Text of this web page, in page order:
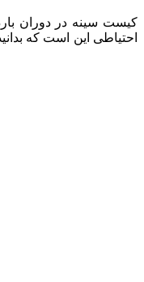
کیست سینه در دوران
احتیاطی این است که